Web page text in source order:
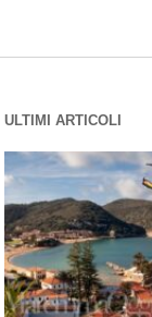
ULTIMI ARTICOLI